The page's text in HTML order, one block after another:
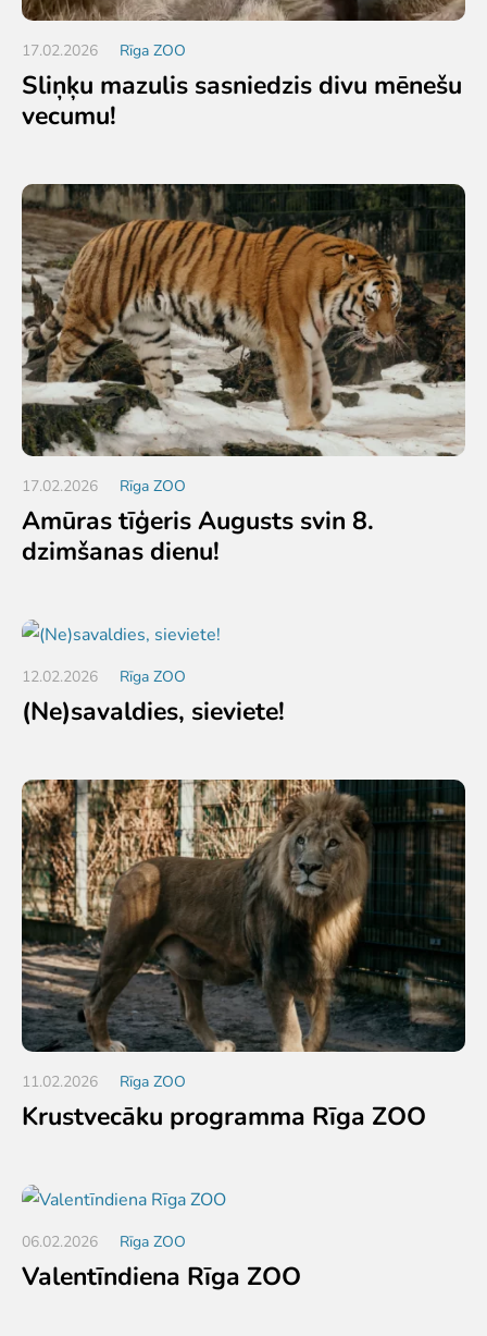
17.02.2026 Rīga ZOO
Sliņķu mazulis sasniedzis divu mēnešu
vecumu!
17.02.2026 Rīga ZOO
Amūras tīģeris Augusts svin 8.
dzimšanas dienu!
12.02.2026 Rīga ZOO
(Ne)savaldies, sieviete!
11.02.2026 Rīga ZOO
Krustvecāku programma Rīga ZOO
06.02.2026 Rīga ZOO
Valentīndiena Rīga ZOO